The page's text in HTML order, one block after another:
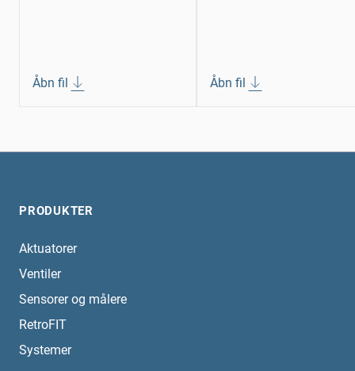
Åbn fil Åbn fil
PRODUKTER
Aktuatorer
Ventiler
Sensorer og målere
RetroFIT
Systemer